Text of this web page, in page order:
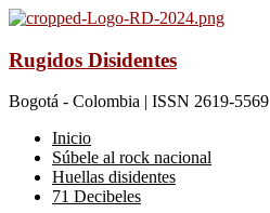
Rugidos Disidentes
Bogotá - Colombia | ISSN 2619-5569
Inicio
Súbele al rock nacional
Huellas disidentes
71 Decibeles